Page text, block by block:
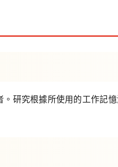
研究根據所使用的工作記